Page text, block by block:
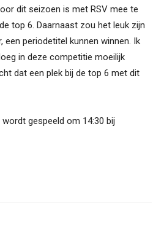
dit seizoen is met RSV mee te
top 6. Daarnaast zou het leuk zijn
een periodetitel kunnen winnen. Ik
in deze competitie moeilijk
dat een plek bij de top 6 met dit
gespeeld om 14:30 bij